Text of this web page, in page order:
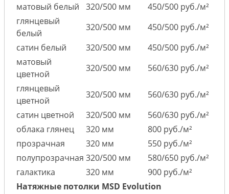
матовый белый
320/500 мм
450/500 руб./м²
глянцевый
белый
320/500 мм
450/500 руб./м²
сатин белый
320/500 мм
450/500 руб./м²
матовый
цветной
320/500 мм
560/630 руб./м²
глянцевый
цветной
320/500 мм
560/630 руб./м²
сатин цветной
320/500 мм
560/630 руб./м²
облака глянец
320 мм
800 руб./м²
прозрачная
320 мм
550 руб./м²
полупрозрачная 320/500 мм
580/650 руб./м²
галактика
320 мм
900 руб./м²
Натяжные потолки MSD Evolution